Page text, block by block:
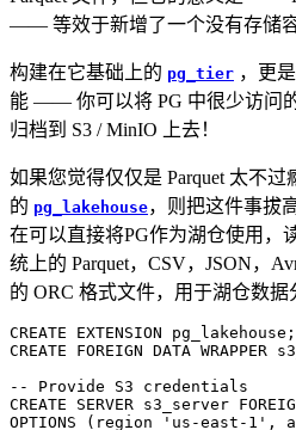
—— 等效于新增了一个没有存储容
构建在它基础上的 pg_tier ，更
能 —— 你可以将 PG 中很少访问
归档到 S3 / MinIO 上去！
如果您觉得仅仅是 Parquet 太不过
的 pg_lakehouse，则把这件事拔
在可以直接将PG作为湖仓使用，
统上的 Parquet，CSV，JSON，
的 ORC 格式文件，用于湖仓数据
CREATE EXTENSION pg_lakehouse ;
CREATE
FOREIGN DATA WRAPPER
CREATE
SERVER s3_server
OPTIONS
( region 'us-east-1' ,